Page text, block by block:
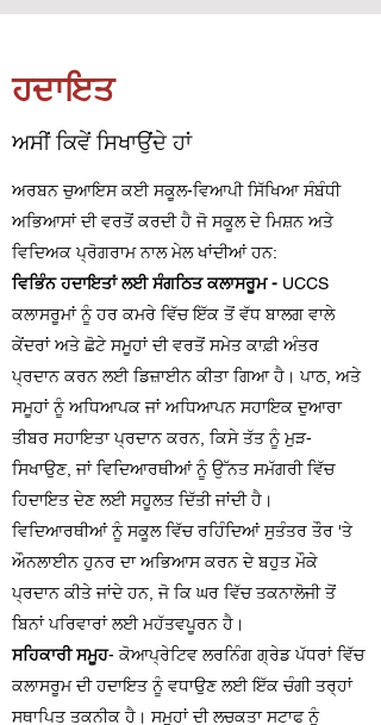
ਹਦਾਇਤ
ਅਸੀਂ ਕਿਵੇਂ ਸਿਖਾਉਂਦੇ ਹਾਂ
ਅਰਬਨ ਚੁਆਇਸ ਕਈ ਸਕੂਲ-ਵਿਆਪੀ ਸਿੱਖਿਆ ਸੰਬੰਧੀ
ਅਭਿਆਸਾਂ ਦੀ ਵਰਤੋਂ ਕਰਦੀ ਹੈ ਜੋ ਸਕੂਲ ਦੇ ਮਿਸ਼ਨ ਅਤੇ
ਵਿਦਿਅਕ ਪ੍ਰੋਗਰਾਮ ਨਾਲ ਮੇਲ ਖਾਂਦੀਆਂ ਹਨ:
ਵਿਭਿੰਨ ਹਦਾਇਤਾਂ ਲਈ ਸੰਗਠਿਤ ਕਲਾਸਰੂਮ - UCCS
ਕਲਾਸਰੂਮਾਂ ਨੂੰ ਹਰ ਕਮਰੇ ਵਿੱਚ ਇੱਕ ਤੋਂ ਵੱਧ ਬਾਲਗ ਵਾਲੇ
ਕੇਂਦਰਾਂ ਅਤੇ ਛੋਟੇ ਸਮੂਹਾਂ ਦੀ ਵਰਤੋਂ ਸਮੇਤ ਕਾਫ਼ੀ ਅੰਤਰ
ਪ੍ਰਦਾਨ ਕਰਨ ਲਈ ਡਿਜ਼ਾਈਨ ਕੀਤਾ ਗਿਆ ਹੈ। ਪਾਠ, ਅਤੇ
ਸਮੂਹਾਂ ਨੂੰ ਅਧਿਆਪਕ ਜਾਂ ਅਧਿਆਪਨ ਸਹਾਇਕ ਦੁਆਰਾ
ਤੀਬਰ ਸਹਾਇਤਾ ਪ੍ਰਦਾਨ ਕਰਨ, ਕਿਸੇ ਤੱਤ ਨੂੰ ਮੁੜ-
ਸਿਖਾਉਣ, ਜਾਂ ਵਿਦਿਆਰਥੀਆਂ ਨੂੰ ਉੱਨਤ ਸਮੱਗਰੀ ਵਿੱਚ
ਹਿਦਾਇਤ ਦੇਣ ਲਈ ਸਹੂਲਤ ਦਿੱਤੀ ਜਾਂਦੀ ਹੈ।
ਵਿਦਿਆਰਥੀਆਂ ਨੂੰ ਸਕੂਲ ਵਿੱਚ ਰਹਿੰਦਿਆਂ ਸੁਤੰਤਰ ਤੌਰ 'ਤੇ
ਔਨਲਾਈਨ ਹੁਨਰ ਦਾ ਅਭਿਆਸ ਕਰਨ ਦੇ ਬਹੁਤ ਮੌਕੇ
ਪ੍ਰਦਾਨ ਕੀਤੇ ਜਾਂਦੇ ਹਨ, ਜੋ ਕਿ ਘਰ ਵਿੱਚ ਤਕਨਾਲੋਜੀ ਤੋਂ
ਬਿਨਾਂ ਪਰਿਵਾਰਾਂ ਲਈ ਮਹੱਤਵਪੂਰਨ ਹੈ।
ਸਹਿਕਾਰੀ ਸਮੂਹ- ਕੋਆਪ੍ਰੇਟਿਵ ਲਰਨਿੰਗ ਗ੍ਰੇਡ ਪੱਧਰਾਂ ਵਿੱਚ
ਕਲਾਸਰੂਮ ਦੀ ਹਦਾਇਤ ਨੂੰ ਵਧਾਉਣ ਲਈ ਇੱਕ ਚੰਗੀ ਤਰ੍ਹਾਂ
ਸਥਾਪਿਤ ਤਕਨੀਕ ਹੈ। ਸਮੂਹਾਂ ਦੀ ਲਚਕਤਾ ਸਟਾਫ ਨੂੰ